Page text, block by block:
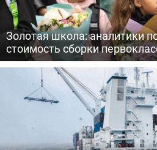
Золотая школа: аналитики
стоимость сборки